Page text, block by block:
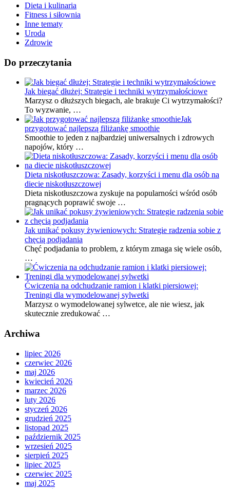
Dieta i kulinaria
Fitness i siłownia
Inne tematy
Uroda
Zdrowie
Do przeczytania
Jak biegać dłużej: Strategie i techniki wytrzymałościowe
Marzysz o dłuższych biegach, ale brakuje Ci wytrzymałości?
To wyzwanie, …
Jak
przygotować najlepszą filiżankę smoothie
Smoothie to jeden z najbardziej uniwersalnych i zdrowych
napojów, który …
Dieta niskotłuszczowa: Zasady, korzyści i menu dla osób na
diecie niskotłuszczowej
Dieta niskotłuszczowa zyskuje na popularności wśród osób
pragnących poprawić swoje …
Jak unikać pokusy żywieniowych: Strategie radzenia sobie z
chęcią podjadania
Chęć podjadania to problem, z którym zmaga się wiele osób,
…
Ćwiczenia na odchudzanie ramion i klatki piersiowej:
Treningi dla wymodelowanej sylwetki
Marzysz o wymodelowanej sylwetce, ale nie wiesz, jak
skutecznie zredukować …
Archiwa
lipiec 2026
czerwiec 2026
maj 2026
kwiecień 2026
marzec 2026
luty 2026
styczeń 2026
grudzień 2025
listopad 2025
październik 2025
wrzesień 2025
sierpień 2025
lipiec 2025
czerwiec 2025
maj 2025